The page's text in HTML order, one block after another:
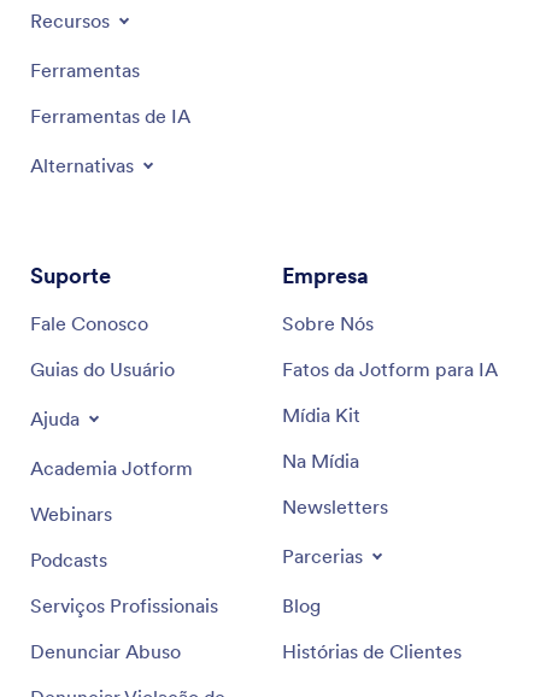
Recursos
Ferramentas
Ferramentas de IA
Alternativas
Suporte
Fale Conosco
Guias do Usuário
Ajuda
Academia Jotform
Webinars
Podcasts
Serviços Profissionais
Denunciar Abuso
Empresa
Sobre Nós
Fatos da Jotform para IA
Mídia Kit
Na Mídia
Newsletters
Parcerias
Blog
Histórias de Clientes